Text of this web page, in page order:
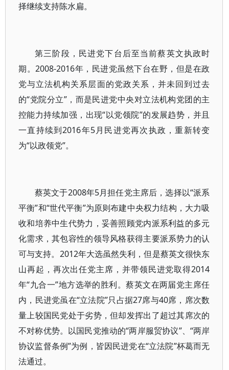
择继续支持陈水扁。
第三阶段，民进党下台后至当前蔡英文执政时
期。2008-2016年，民进党虽然下台在野，但是在政
党与立法机构关系层面的党政关系，并未回到过去
的“党院分立”，而是民进党中央对立法机构党团的主
控能力持续加强，出现“以党领院”的发展趋势，并且
一直持续到2016年5月民进党再次执政，重新转变
为“以政领党”。
蔡英文于2008年5月担任党主席后，选择以“派系
平衡”和“世代平衡”为原则布建中央权力结构，大力吸
收和培养中生代势力，妥善照顾党内派系利益的多元
化需求，其包容性的领导风格获得主要派系势力的认
可与支持。2012年大选虽然失利，但是蔡英文很快东
山再起，再次出任党主席，并带领民进党取得2014
年“九合一”地方选举的胜利。蔡英文在两届党主席任
内，民进党虽在“立法院”只占据27席与40席，席次数
量上较国民党处于劣势，但却发挥出了超过其席次的
不对称优势。以国民党推动的“两岸服贸协议”、“两岸
协议监督条例”为例，皆因民进党在“立法院”杯葛而无
法通过。